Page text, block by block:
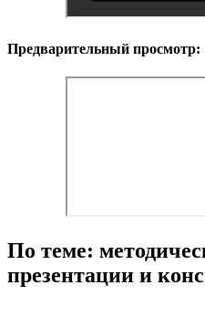
Предварительный просмотр:
По теме:
презентации и